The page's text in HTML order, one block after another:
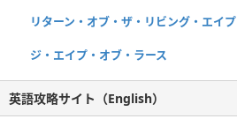
リターン・オブ・ザ・リビング・エイプ
ジ・エイプ・オブ・ラース
英語攻略サイト（English）